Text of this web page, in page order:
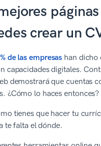
crear un
de las empresas han dicho
capacidades digitales.
demostrará que cuentas
¿Cómo lo haces entonces?
tienes que hacer tu
te falta el dónde.